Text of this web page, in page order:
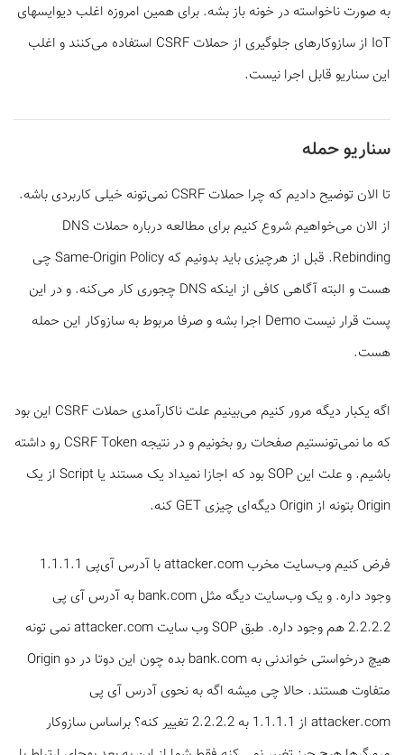
به صورت ناخواسته در خونه باز بشه. برای همین امروزه اغلب دیوایس­های
IoT از سازوکارهای جلوگیری از حملات CSRF استفاده می‌کنند و اغلب
این سناریو قابل اجرا نیست.
سناریو حمله
تا الان توضیح دادیم که چرا حملات CSRF نمی‌تونه خیلی کاربردی باشه.
از الان می‌خواهیم شروع کنیم برای مطالعه درباره حملات DNS
Rebinding. قبل از هرچیزی باید بدونیم که Same-Origin Policy چی
هست و البته آگاهی کافی از اینکه DNS چجوری کار می‌کنه. و در این
پست قرار نیست Demo اجرا بشه و صرفا مربوط به سازوکار این حمله
هست.
اگه یکبار دیگه مرور کنیم می‌بینیم علت ناکارآمدی حملات CSRF این بود
که ما نمی‌تونستیم صفحات رو بخونیم و در نتیجه CSRF Token رو داشته
باشیم. و علت این SOP بود که اجازا نمی­داد یک مستند یا Script از یک
Origin بتونه از Origin دیگه‌ای چیزی GET کنه.
فرض کنیم وب‌سایت مخرب attacker.com با آدرس آی‌پی 1.1.1.1
وجود داره. و یک وب‌سایت دیگه مثل bank.com به آدرس آی پی
2.2.2.2 هم وجود داره. طبق SOP وب سایت attacker.com نمی تونه
هیچ درخواستی خواندنی به bank.com بده چون این دوتا در دو Origin
متفاوت هستند. حالا چی میشه اگه به نحوی آدرس آی پی
attacker.com از 1.1.1.1 به 2.2.2.2 تغییر کنه؟ براساس سازوکار